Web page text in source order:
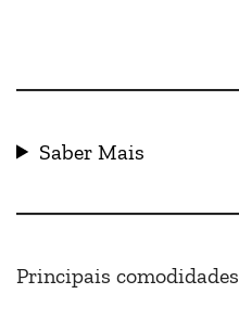
Saber Mais
Principais comodidades